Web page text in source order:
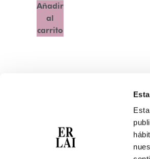
Añadir
al
carrito
Atención Telefónica: 944 435
Whatsapp: 699 173 188
E-mail:
Dirección: Rodríguez Arias